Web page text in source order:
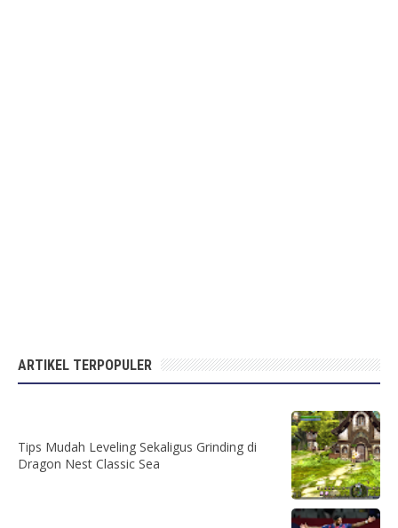
ARTIKEL TERPOPULER
Tips Mudah Leveling Sekaligus Grinding di
Dragon Nest Classic Sea